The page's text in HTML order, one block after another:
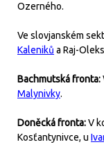
Ozerného.
Ve slovjanském
Kaleniků a Raj-
Bachmutská fronta:
Malynivky.
Doněcká fronta:V
Kosťantynivce, u